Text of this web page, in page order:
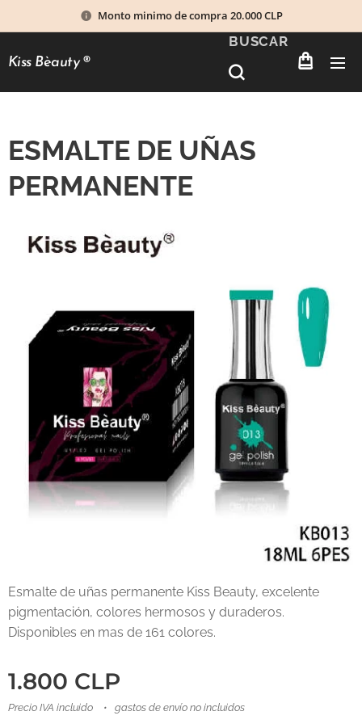
Monto minimo de compra 20.000 CLP
Kiss Bèauty®
BUSCAR
ESMALTE DE UÑAS
PERMANENTE
Esmalte de uñas permanente Kiss Beauty, excelente
pigmentación, colores hermosos y duraderos.
Disponibles en mas de 161 colores.
1.800 CLP
Precio IVA incluido gastos de envío no incluidos